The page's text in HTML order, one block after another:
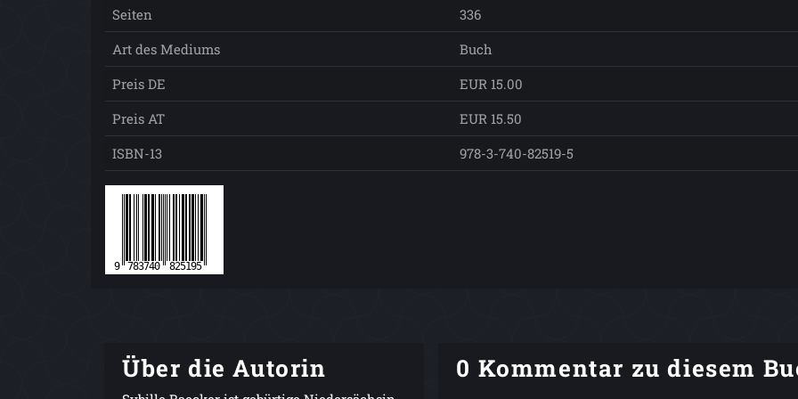
Seiten
336
Art des Mediums
Buch
Preis DE
EUR 15.00
Preis AT
EUR 15.50
ISBN-13
978-3-740-82519-5
Über die Autorin 0 Kommentar zu diesem